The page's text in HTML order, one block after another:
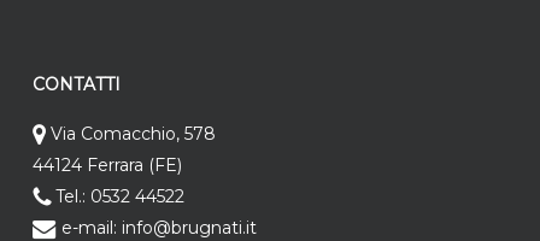
CONTATTI
Via Comacchio, 578
44124 Ferrara (FE)
Tel.: 0532 44522
e-mail: info@brugnati.it